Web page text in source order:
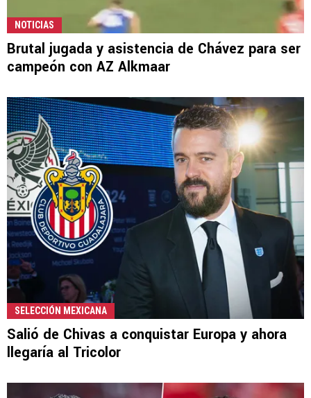
NOTICIAS
Brutal jugada y asistencia de Chávez para ser
campeón con AZ Alkmaar
SELECCIÓN MEXICANA
Salió de Chivas a conquistar Europa y ahora
llegaría al Tricolor